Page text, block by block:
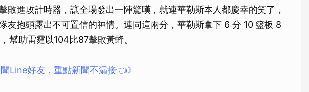
敗進攻計時器，讓全場發出一陣驚嘆，就連華勒斯本人都慶幸的笑了，
友抱頭露出不可置信的神情。連同這兩分，華勒斯拿下 6 分 10 籃板 8
幫助雷霆以104比87擊敗黃蜂。
Line好友，重點新聞不漏接👈》